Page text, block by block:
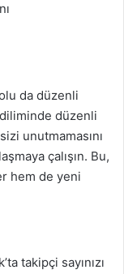
da düzenli
düzenli
unutmamasını
çalışın. Bu,
hem de yeni
takipçi sayınızı